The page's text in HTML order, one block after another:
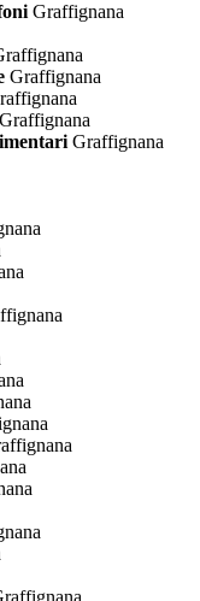
Graffignana
Graffignana
Graffignana
Graffignana